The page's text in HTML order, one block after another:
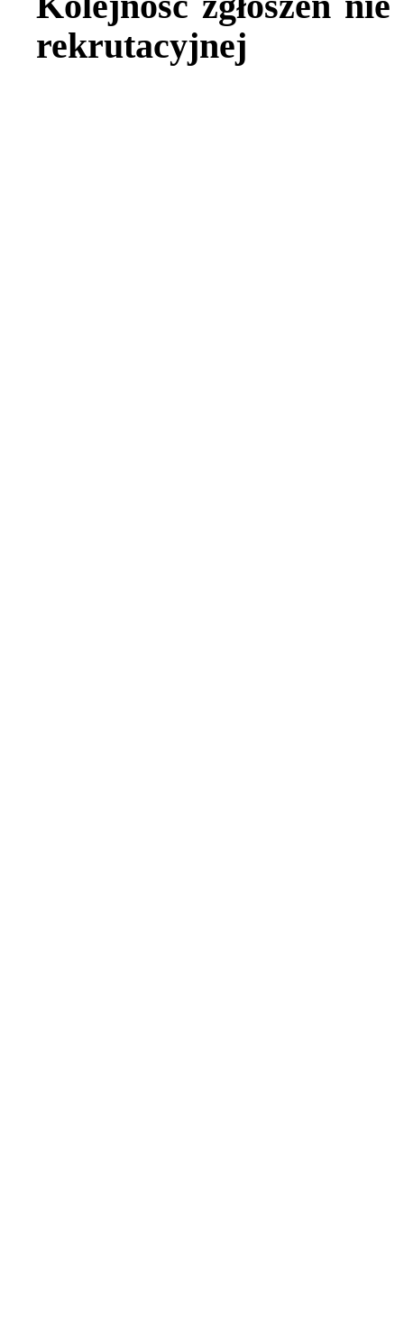
rekrutacyjnej